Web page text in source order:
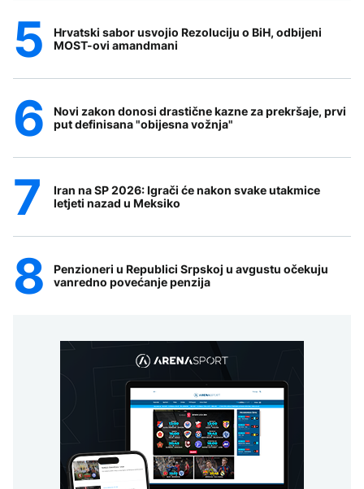
Hrvatski sabor usvojio Rezoluciju o BiH, odbijeni
MOST-ovi amandmani
Novi zakon donosi drastične kazne za prekršaje, prvi
put definisana "obijesna vožnja"
Iran na SP 2026: Igrači će nakon svake utakmice
letjeti nazad u Meksiko
Penzioneri u Republici Srpskoj u avgustu očekuju
vanredno povećanje penzija